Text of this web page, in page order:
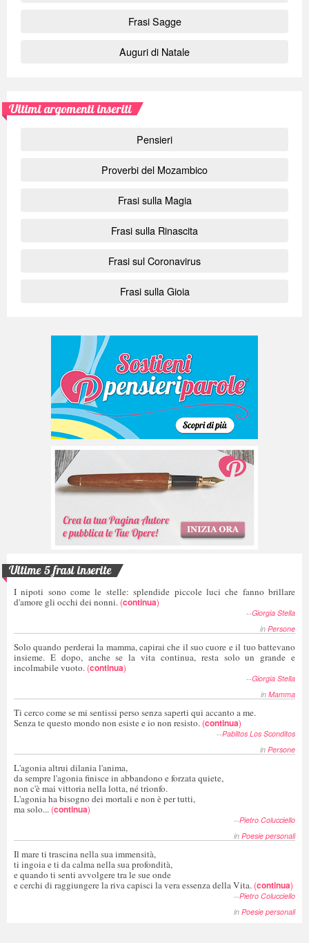
Frasi Sagge
Auguri di Natale
Ultimi argomenti inseriti
Pensieri
Proverbi del Mozambico
Frasi sulla Magia
Frasi sulla Rinascita
Frasi sul Coronavirus
Frasi sulla Gioia
Ultime 5 frasi inserite
I nipoti sono come le stelle: splendide piccole luci che fanno brillare
d'amore gli occhi dei nonni. (continua)
--Giorgia Stella
in Persone
Solo quando perderai la mamma, capirai che il suo cuore e il tuo battevano
insieme. E dopo, anche se la vita continua, resta solo un grande e
incolmabile vuoto. (continua)
--Giorgia Stella
in Mamma
Ti cerco come se mi sentissi perso senza saperti qui accanto a me.
Senza te questo mondo non esiste e io non resisto. (continua)
--Pablitos Los Sconditos
in Persone
L'agonia altrui dilania l'anima,
da sempre l'agonia finisce in abbandono e forzata quiete,
non c'è mai vittoria nella lotta, né trionfo.
L'agonia ha bisogno dei mortali e non è per tutti,
ma solo... (continua)
--Pietro Colucciello
in Poesie personali
Il mare ti trascina nella sua immensità,
ti ingoia e ti da calma nella sua profondità,
e quando ti senti avvolgere tra le sue onde
e cerchi di raggiungere la riva capisci la vera essenza della Vita. (continua)
--Pietro Colucciello
in Poesie personali